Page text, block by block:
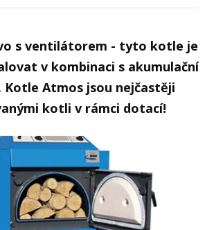
s ventilátorem - tyto kotle je
v kombinaci s akumulační
Kotle Atmos jsou nejčastěji
kotli v rámci dotací!